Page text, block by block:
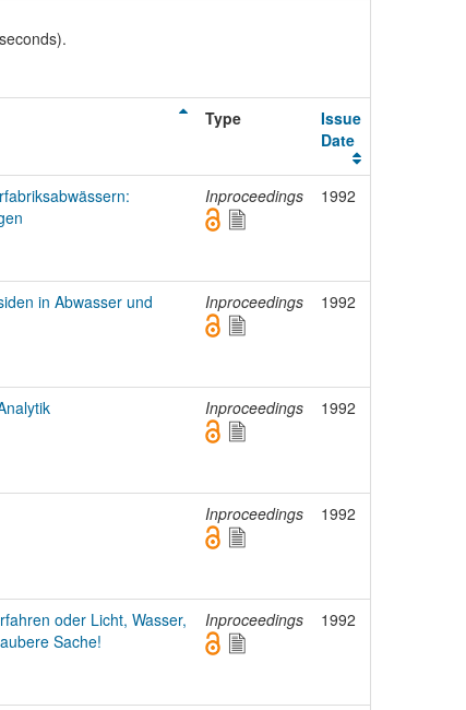
Type
Issue
Date
Inproceedings 1992
in Abwasser und
Inproceedings 1992
Inproceedings 1992
Inproceedings 1992
oder Licht, Wasser,
Sache!
Inproceedings 1992